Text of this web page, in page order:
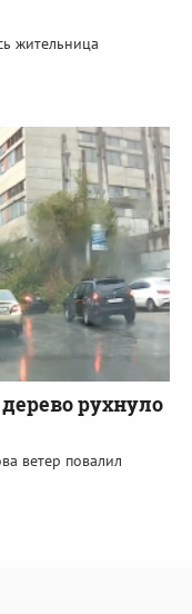
жительница
рухнуло
ветер повалил